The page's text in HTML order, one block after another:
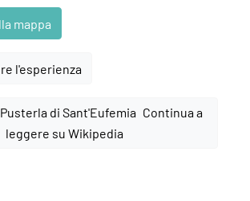
mappa
l'esperienza
Continua a
leggere su Wikipedia